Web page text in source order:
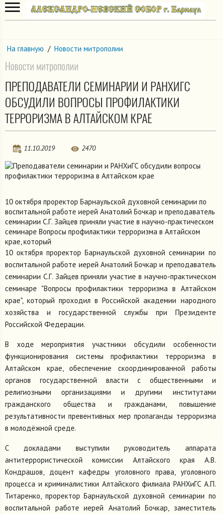
На главную / Новости митрополии
Новости митрополии
ПРЕПОДАВАТЕЛИ СЕМИНАРИИ И РАНХИГС
ОБСУДИЛИ ВОПРОСЫ ПРОФИЛАКТИКИ
ТЕРРОРИЗМА В АЛТАЙСКОМ КРАЕ
11.10.2019 2470
10 октября проректор Барнаульской духовной семинарии по
воспитальной работе иерей Анатолий Бочкар и преподаватель
семинарии С.Г. Зайцев приняли участие в научно-практическом
семинаре Вопросы профилактики терроризма в Алтайском
крае, который
10 октября проректор Барнаульской духовной семинарии по
воспитальной работе иерей Анатолий Бочкар и преподаватель
семинарии С.Г. Зайцев приняли участие в научно-практическом
семинаре "Вопросы профилактики терроризма в Алтайском
крае", который проходил в Российской академии народного
хозяйства и государственной службы при Президенте
Российской Федерации.
В ходе мероприятия участники обсудили особенности
функционирования системы профилактики терроризма в
Алтайском крае, обеспечение скоординированной работы
органов государственной власти с общественными и
религиозными организациями и другими институтами
гражданского общества и гражданами, повышение
результативности превентивных мер пропаганды терроризма
в молодёжной среде.
С докладами выступили руководитель аппарата
антитеррористической комиссии Алтайского края А.В.
Кондрашов, доцент кафедры уголовного права, уголовного
процесса и криминалистики Алтайского филиала РАНХиГС А.П.
Титаренко, проректор Барнаульской духовной семинарии по
воспитальной работе иерей Анатолий Бочкар, заместитель